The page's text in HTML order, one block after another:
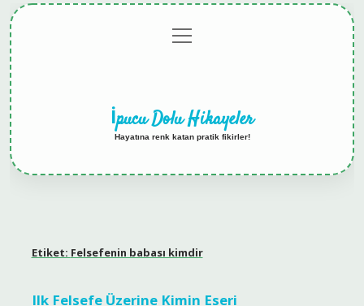
menüyü
aç
İpucu Dolu Hikayeler
Hayatına renk katan pratik fikirler!
Etiket: Felsefenin babası kimdir
Ilk Felsefe Üzerine Kimin Eseri